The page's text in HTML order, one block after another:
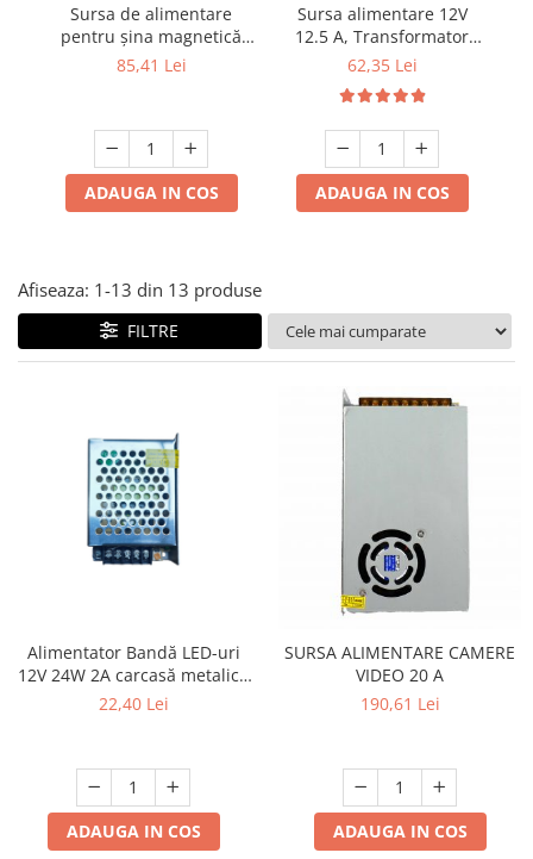
Lampi solare
Corpuri de iluminat
Corpuri Led - industriale
Aplice si Plafoniere Led
Proiectoare LED
Senzori de
miscare,crepuscular,dulii cu
senzor
Lampi emergente
Lustre
Aparataj şi accesorii
Alimentatoare/Drivere
Cablu electric, canal cablu
Cap prelungitor
Conectoare
Sursa de alimentare
pentru șina magnetică
U26 100W DC48V
85,41 Lei
ADAUGA IN COS
Sursa alimentare 12V
12.5 A, Transformator
curent 220V - 12V
62,35 Lei
ADAUGA IN COS
Afiseaza: 1-13 din 13 produse
FILTRE
Alimentator Bandă LED-uri
12V 24W 2A carcasă metalică
perforată
22,40 Lei
ADAUGA IN COS
SURSA ALIMENTARE CAMERE
VIDEO 20 A
190,61 Lei
ADAUGA IN COS